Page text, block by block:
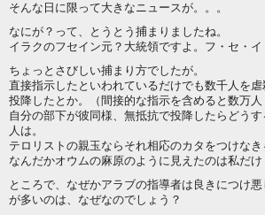
そんな日に限って大きなニュースが。。。
なにが？って、とうとう捕まりましたね。
イラクのフセイン元？大統領ですよ。フ・セ・イ
ちょっとさびしい捕まり方でしたが。
直接指示したといわれているだけでも数千人を
投降したとか。（間接的な指示を含めると数万人
自分の部下が彼同様、無抵抗で投降したらどう
人は。
テロリストの親玉ならそれ相応のカタをつけなき
なんだかオウムの麻原のように見えたのは私だけ
ところで、なぜかアラブの指導者は良きにつけ
が多いのは、なぜなのでしょう？